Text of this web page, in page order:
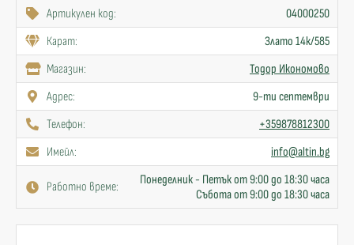
Артикулен код:
04000250
Карат:
Злато 14к/585
Mагазин:
Тодор Икономово
Адрес:
9-ти септември
Телефон:
+359878812300
Имейл:
info@altin.bg
Работно време:
Понеделник - Петък от 9:00 до 18:30 часа
Събота от 9:00 до 18:30 часа